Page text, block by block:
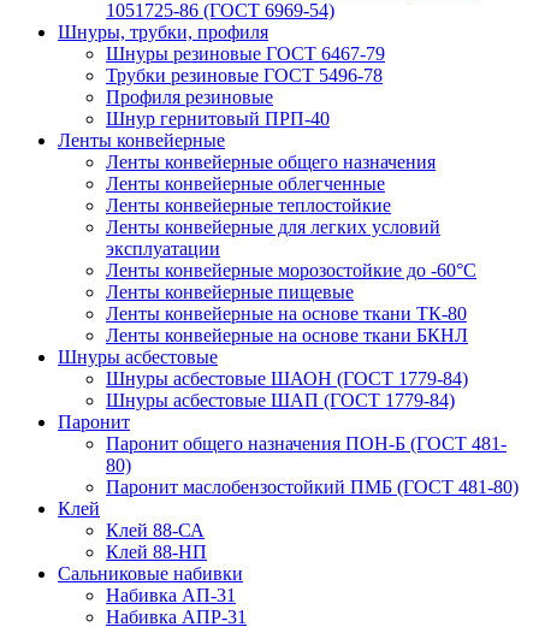
1051725-86 (ГОСТ 6969-54)
Шнуры, трубки, профиля
Шнуры резиновые ГОСТ 6467-79
Трубки резиновые ГОСТ 5496-78
Профиля резиновые
Шнур гернитовый ПРП-40
Ленты конвейерные
Ленты конвейерные общего назначения
Ленты конвейерные облегченные
Ленты конвейерные теплостойкие
Ленты конвейерные для легких условий
эксплуатации
Ленты конвейерные морозостойкие до -60°С
Ленты конвейерные пищевые
Ленты конвейерные на основе ткани ТК-80
Ленты конвейерные на основе ткани БКНЛ
Шнуры асбестовые
Шнуры асбестовые ШАОН (ГОСТ 1779-84)
Шнуры асбестовые ШАП (ГОСТ 1779-84)
Паронит
Паронит общего назначения ПОН-Б (ГОСТ 481-
80)
Паронит маслобензостойкий ПМБ (ГОСТ 481-80)
Клей
Клей 88-СА
Клей 88-НП
Сальниковые набивки
Набивка АП-31
Набивка АПР-31